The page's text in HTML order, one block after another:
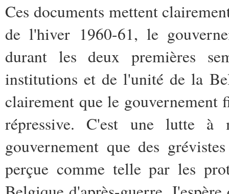
Ces documents mettent
de l'hiver 1960-61, le
durant les deux premières
institutions et de l'unité de la
clairement que le gouvernement
répressive. C'est une lutte
gouvernement que des
perçue comme telle par les